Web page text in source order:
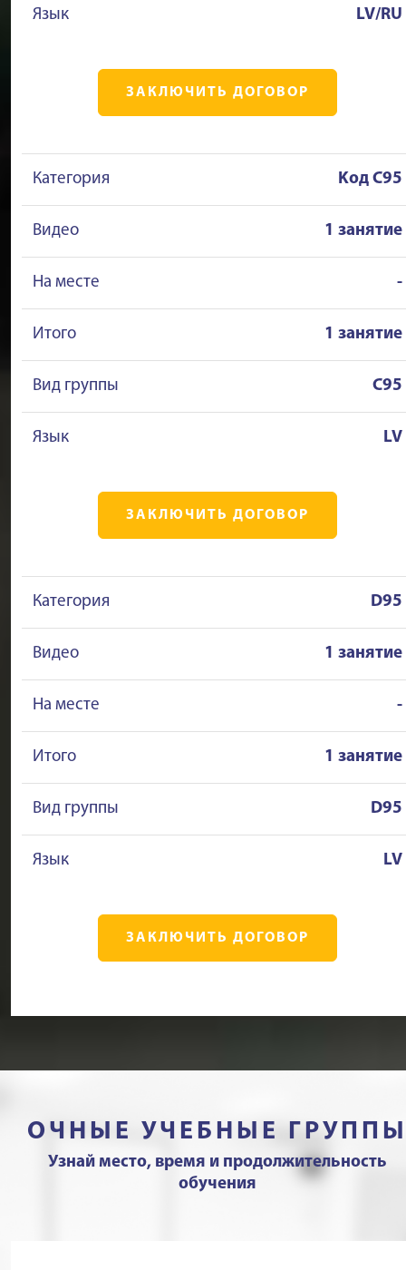
Язык LV/RU
ЗАКЛЮЧИТЬ ДОГОВОР
Категория Kод C95
Видео 1 занятие
На месте -
Итого 1 занятие
Вид группы C95
Язык LV
ЗАКЛЮЧИТЬ ДОГОВОР
Категория D95
Видео 1 занятие
На месте -
Итого 1 занятие
Вид группы D95
Язык LV
ЗАКЛЮЧИТЬ ДОГОВОР
ОЧНЫЕ УЧЕБНЫЕ
Узнай место, время и продолжительность
обучения